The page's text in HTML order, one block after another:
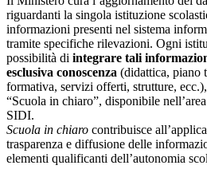
riguardanti la singola istituzione
informazioni presenti nel sistema
tramite specifiche rilevazioni. Ogni
possibilità di integrare tali
esclusiva conoscenza (didattica, piano
formativa, servizi offerti, strutture,
“Scuola in chiaro”, disponibile
SIDI.
Scuola in chiaro contribuisce
trasparenza e diffusione delle
elementi qualificanti dell’autonomia